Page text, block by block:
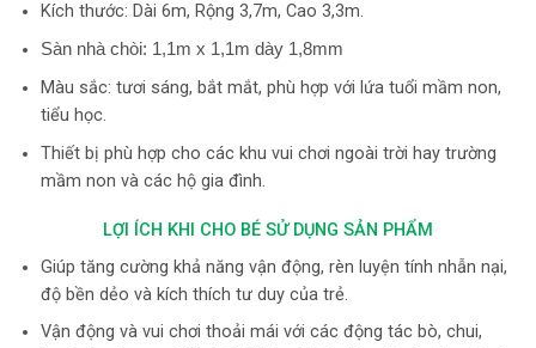
Kích thước: Dài 6m, Rộng 3,7m, Cao 3,3m.
Sàn nhà chòi: 1,1m x 1,1m dày 1,8mm
Màu sắc: tươi sáng, bắt mắt, phù hợp với lứa tuổi mầm non,
tiểu học.
Thiết bị phù hợp cho các khu vui chơi ngoài trời hay trường
mầm non và các hộ gia đình.
LỢI ÍCH KHI CHO BÉ SỬ DỤNG SẢN PHẨM
Giúp tăng cường khả năng vận động, rèn luyện tính nhẫn nại,
độ bền dẻo và kích thích tư duy của trẻ.
Vận động và vui chơi thoải mái với các động tác bò, chui,